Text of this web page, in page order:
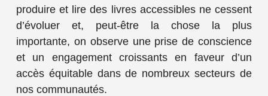
produire et lire des livres accessibles ne cessent
d’évoluer et, peut-être la chose la plus
importante, on observe une prise de conscience
et un engagement croissants en faveur d’un
accès équitable dans de nombreux secteurs de
nos communautés.